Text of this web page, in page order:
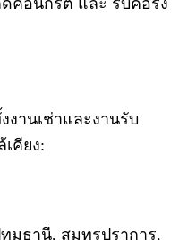
คอนกรีต และ รับคอริ่ง
านเช่าและงานรับ
คียง:
ธานี, สมุทรปราการ,